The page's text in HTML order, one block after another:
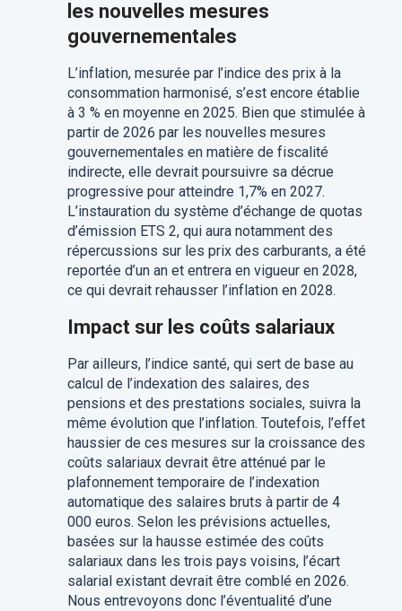
les nouvelles mesures
gouvernementales
L’inflation, mesurée par l’indice des prix à la
consommation harmonisé, s’est encore établie
à 3 % en moyenne en 2025. Bien que stimulée à
partir de 2026 par les nouvelles mesures
gouvernementales en matière de fiscalité
indirecte, elle devrait poursuivre sa décrue
progressive pour atteindre 1,7% en 2027.
L’instauration du système d’échange de quotas
d’émission ETS 2, qui aura notamment des
répercussions sur les prix des carburants, a été
reportée d’un an et entrera en vigueur en 2028,
ce qui devrait rehausser l’inflation en 2028.
Impact sur les coûts salariaux
Par ailleurs, l’indice santé, qui sert de base au
calcul de l’indexation des salaires, des
pensions et des prestations sociales, suivra la
même évolution que l’inflation. Toutefois, l’effet
haussier de ces mesures sur la croissance des
coûts salariaux devrait être atténué par le
plafonnement temporaire de l’indexation
automatique des salaires bruts à partir de 4
000 euros. Selon les prévisions actuelles,
basées sur la hausse estimée des coûts
salariaux dans les trois pays voisins, l’écart
salarial existant devrait être comblé en 2026.
Nous entrevoyons donc l’éventualité d’une